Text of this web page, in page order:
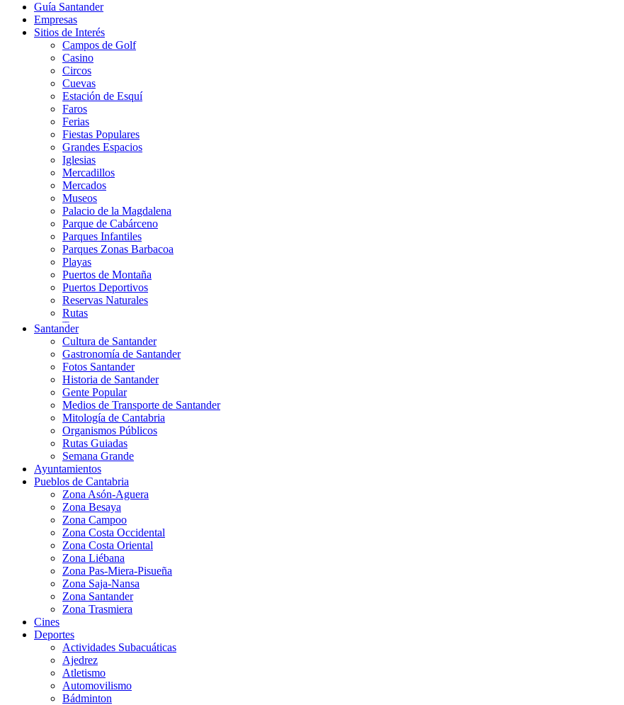
Guía Santander
Empresas
Sitios de Interés
Campos de Golf
Casino
Circos
Cuevas
Estación de Esquí
Faros
Ferias
Fiestas Populares
Grandes Espacios
Iglesias
Mercadillos
Mercados
Museos
Palacio de la Magdalena
Parque de Cabárceno
Parques Infantiles
Parques Zonas Barbacoa
Playas
Puertos de Montaña
Puertos Deportivos
Reservas Naturales
Rutas
Teatros
Teléferico
Zoológicos
Santander
Cultura de Santander
Gastronomía de Santander
Fotos Santander
Historia de Santander
Gente Popular
Medios de Transporte de Santander
Mitología de Cantabria
Organismos Públicos
Rutas Guiadas
Semana Grande
Ayuntamientos
Pueblos de Cantabria
Zona Asón-Aguera
Zona Besaya
Zona Campoo
Zona Costa Occidental
Zona Costa Oriental
Zona Liébana
Zona Pas-Miera-Pisueña
Zona Saja-Nansa
Zona Santander
Zona Trasmiera
Cines
Deportes
Actividades Subacuáticas
Ajedrez
Atletismo
Automovilismo
Bádminton